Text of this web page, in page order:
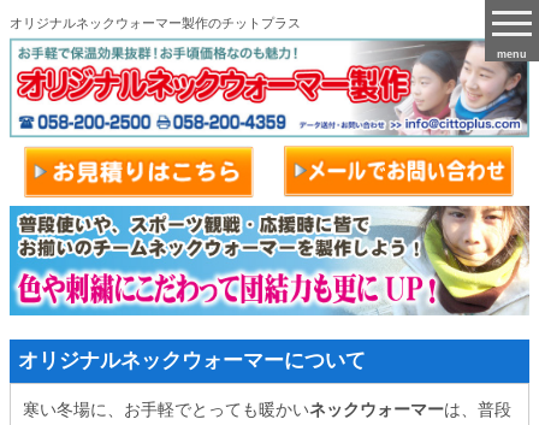
オリジナルネックウォーマー製作のチットプラス
menu
オリジナルネックウォーマーについて
寒い冬場に、お手軽でとっても暖かいネックウォーマーは、普段